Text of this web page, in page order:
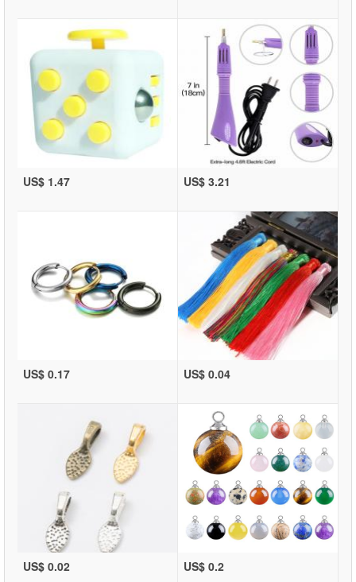
US$ 1.47 US$ 3.21
US$ 0.17 US$ 0.04
US$ 0.02 US$ 0.2